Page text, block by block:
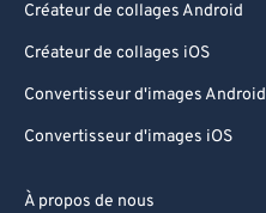
Créateur de collages Android
Créateur de collages iOS
Convertisseur d'images Android
Convertisseur d'images iOS
À propos de nous